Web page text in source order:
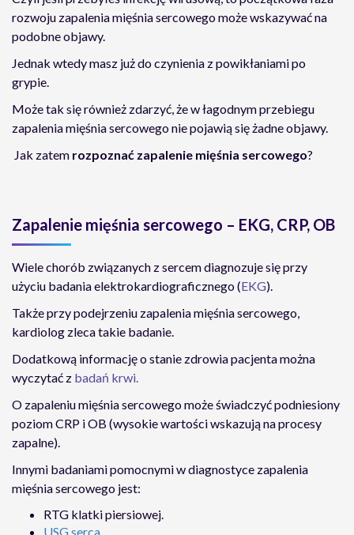
rozwoju zapalenia mięśnia sercowego może wskazywać na
podobne objawy.
Jednak wtedy masz już do czynienia z powikłaniami po
grypie.
Może tak się również zdarzyć, że w łagodnym przebiegu
zapalenia mięśnia sercowego nie pojawią się żadne objawy.
Jak zatem rozpoznać zapalenie mięśnia sercowego?
Zapalenie mięśnia sercowego – EKG, CRP, OB
Wiele chorób związanych z sercem diagnozuje się przy
użyciu badania elektrokardiograficznego (EKG).
Także przy podejrzeniu zapalenia mięśnia sercowego,
kardiolog zleca takie badanie.
Dodatkową informację o stanie zdrowia pacjenta można
wyczytać z badań krwi.
O zapaleniu mięśnia sercowego może świadczyć podniesiony
poziom CRP i OB (wysokie wartości wskazują na procesy
zapalne).
Innymi badaniami pomocnymi w diagnostyce zapalenia
mięśnia sercowego jest:
RTG klatki piersiowej.
USG serca